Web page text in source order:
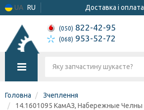
UA RU Доставка і оплата
(050) 822-42-95
(068) 953-52-72
Головна
Зчеплення
14.1601095 КамАЗ, Набережные Челны